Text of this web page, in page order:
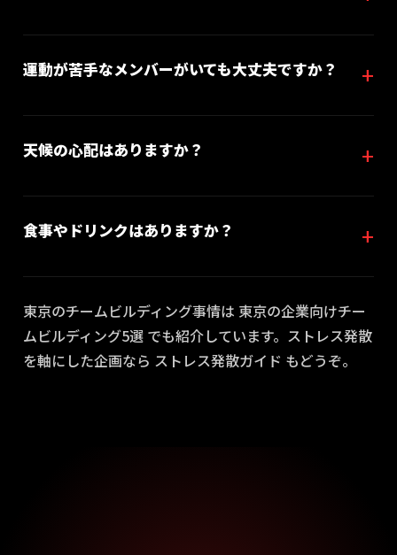
運動が苦手なメンバーがいても大丈夫ですか？
天候の心配はありますか？
食事やドリンクはありますか？
東京のチームビルディング事情は 東京の企業向けチー
ムビルディング5選 でも紹介しています。ストレス発散
を軸にした企画なら ストレス発散ガイド もどうぞ。